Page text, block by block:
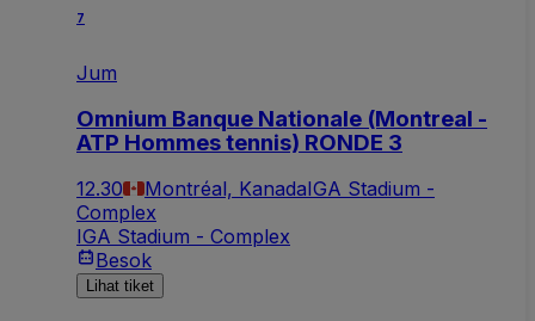
7
Jum
Omnium Banque Nationale (Montreal -
ATP Hommes tennis) RONDE 3
12.30 Montréal, KanadaIGA Stadium -
Complex
IGA Stadium - Complex
Besok
Lihat tiket